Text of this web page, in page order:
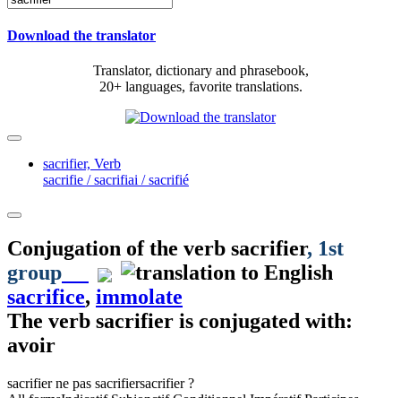
Download the translator
Translator, dictionary and phrasebook,
20+ languages, favorite translations.
sacrifier, Verb
sacrifie / sacrifiai / sacrifié
Conjugation of the verb sacrifier, 1st
group
sacrifice, immolate
The verb sacrifier is conjugated with:
avoir
sacrifierne pas sacrifiersacrifier ?